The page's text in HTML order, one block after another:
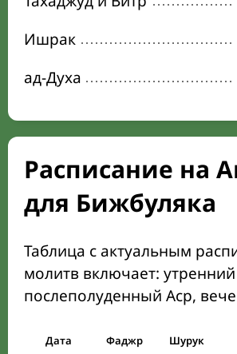
Ишрак
ад-Духа
Расписание на
для Бижбуляка
Таблица с актуальным
молитв включает:
послеполуденный Аср,
Дата Фаджр Шурук